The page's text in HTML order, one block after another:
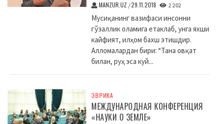
MANZUR.UZ /29.11.2018 2 202
Мусиқанинг вазифаси инсонни
гўзаллик оламига етаклаб, унга яхши
кайфият, илҳом бахш этишдир.
Алломалардан бири: “Тана овқат
билан, руҳ эса куй...
ЭВРИКА
МЕЖДУНАРОДНАЯ КОНФЕРЕНЦИЯ
«НАУКИ О ЗЕМЛЕ»